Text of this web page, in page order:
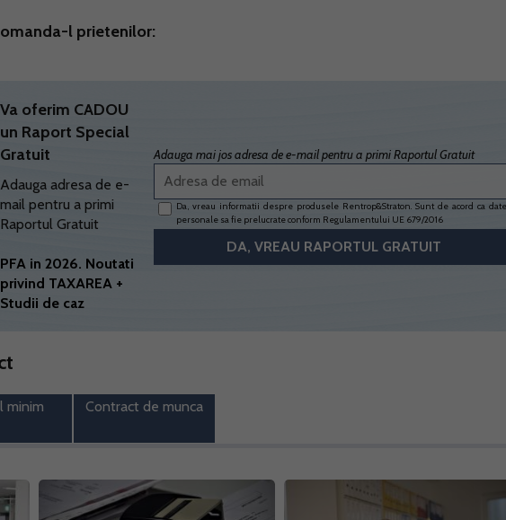
l prietenilor:
Va oferim CADOU
un Raport Special
Gratuit
Adauga adresa de e-
mail pentru a primi
Raportul Gratuit
PFA in 2026. Noutati
privind TAXAREA +
Studii de caz
Adauga mai jos adresa de e-mail pentru a primi Raportul Gratuit
Da, vreau informatii despre produsele Rentrop&Straton. Sunt de acord ca
personale sa fie prelucrate conform Regulamentului UE 679/2016
minim Contract de munca